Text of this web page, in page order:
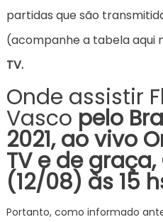
partidas que são
(acompanhe a tabela aqui
TV.
Onde assistir
Vasco pelo
2021, ao vivo
TV e de graça,
(12/08) às 15
Portanto, como informado